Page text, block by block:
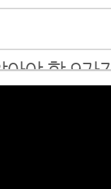
아야 할 9가